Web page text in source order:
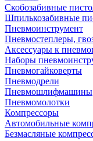
Скобозабивные
Шпилькозабивные
Пневмоинструмент
Пневмостеплеры,
Аксессуары к
Наборы
Пневмогайковерты
Пневмодрели
Пневмошлифмашины
Пневмомолотки
Компрессоры
Автомобильные
Безмасляные